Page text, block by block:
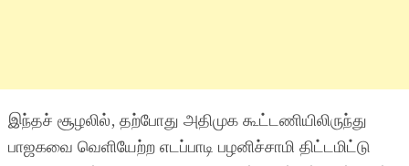
இந்தச் சூழலில், தற்போது அதிமுக கூட்டணியிலிருந்து
பாஜகவை வெளியேற்ற எடப்பாடி பழனிச்சாமி திட்டமிட்டு